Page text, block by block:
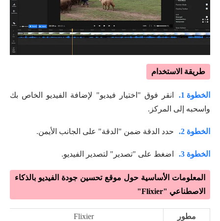
طريقة الاستخدام
الخطوة 1.
انقر فوق "اختيار فيديو" لإضافة الفيديو الخاص بك
واسحبه إلى المركز.
الخطوة 2. حدد الدقة ضمن "الدقة" على الجانب الأيمن.
الخطوة 3. اضغط على "تصدير" لتصدير الفيديو.
المعلومات الأساسية حول موقع تحسين جودة الفيديو بالذكاء
الاصطناعي "Flixier"
مطور Flixier